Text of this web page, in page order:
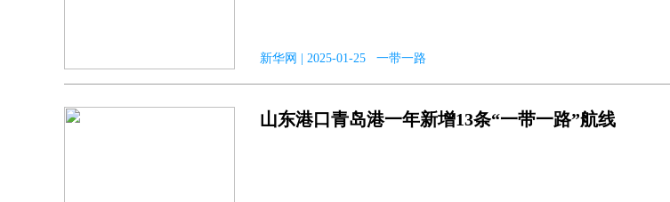
新华网 | 2025-01-25 一带一路
山东港口青岛港一年新增13条“一带一路”航线